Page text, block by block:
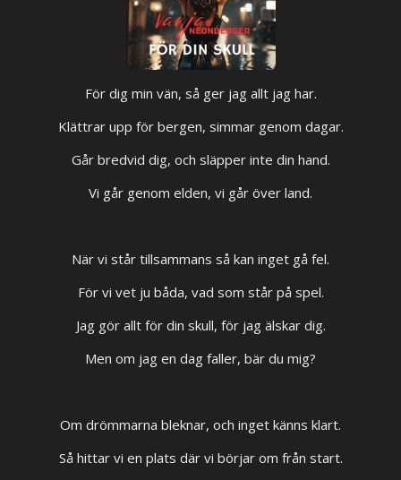
För dig min vän, så ger jag allt jag har.
Klättrar upp för bergen, simmar genom dagar.
Går bredvid dig, och släpper inte din hand.
Vi går genom elden, vi går över land.
När vi står tillsammans så kan inget gå fel.
För vi vet ju båda, vad som står på spel.
Jag gör allt för din skull, för jag älskar dig.
Men om jag en dag faller, bär du mig?
Om drömmarna bleknar, och inget känns klart.
Så hittar vi en plats där vi börjar om från start.